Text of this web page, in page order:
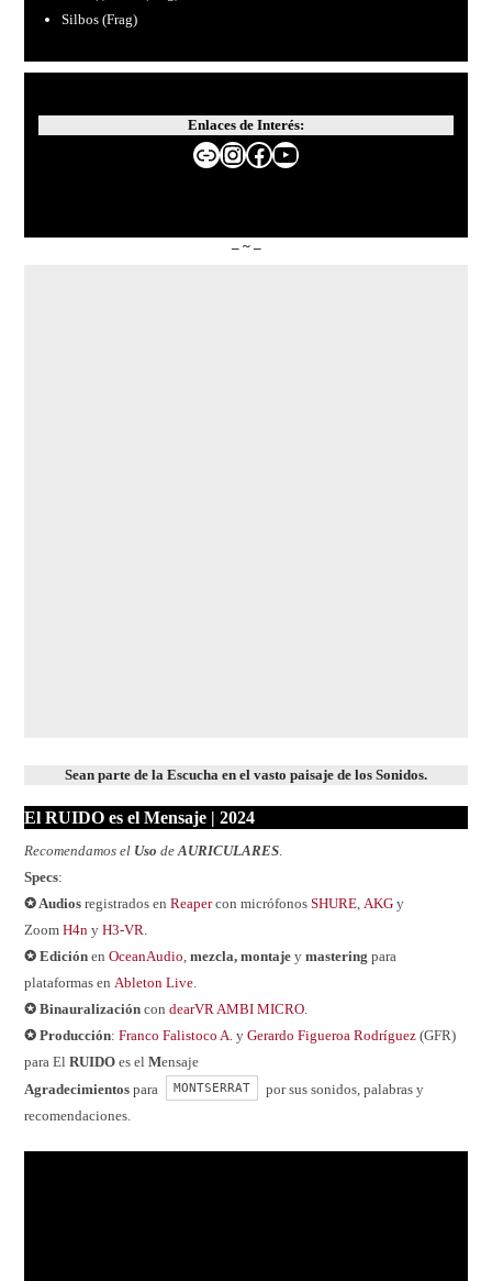
Silbos (Frag)
Enlaces de Interés:
Website de MATTIN
Instagram
Facebook
YouTube
– ~ –
Sean parte de la Escucha en el vasto paisaje de los Sonidos.
El RUIDO es el Mensaje | 2024
Recomendamos el Uso deAURICULARES
Specs:
✪ Audios registrados enReapercon micrófonosSHURE AKG y
ZoomH4n yH3-VR
✪ EdiciónenOceanAudio ,mezcla, montajey mastering para
plataformas en Ableton Live
✪ Binauralización condearVR AMBI MICRO
✪ Producción:Franco Falistoco A. yGerardo Figueroa Rodríguez (GFR)
para ElRUIDO es elMensaje
Agradecimientos para MONTSERRAT
por sus sonidos, palabras y
recomendaciones.